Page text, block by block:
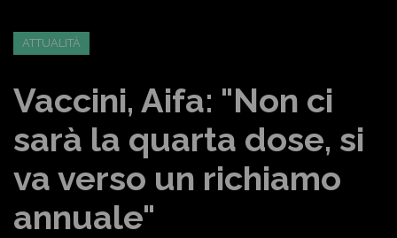
ATTUALITÀ
Vaccini, Aifa: "Non ci
sarà la quarta dose, si
va verso un richiamo
annuale"